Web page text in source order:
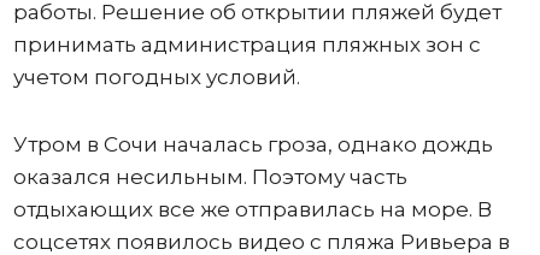
работы. Решение об открытии пляжей будет
принимать администрация пляжных зон с
учетом погодных условий.
Утром в Сочи началась гроза, однако дождь
оказался несильным. Поэтому часть
отдыхающих все же отправилась на море. В
соцсетях появилось видео с пляжа Ривьера в